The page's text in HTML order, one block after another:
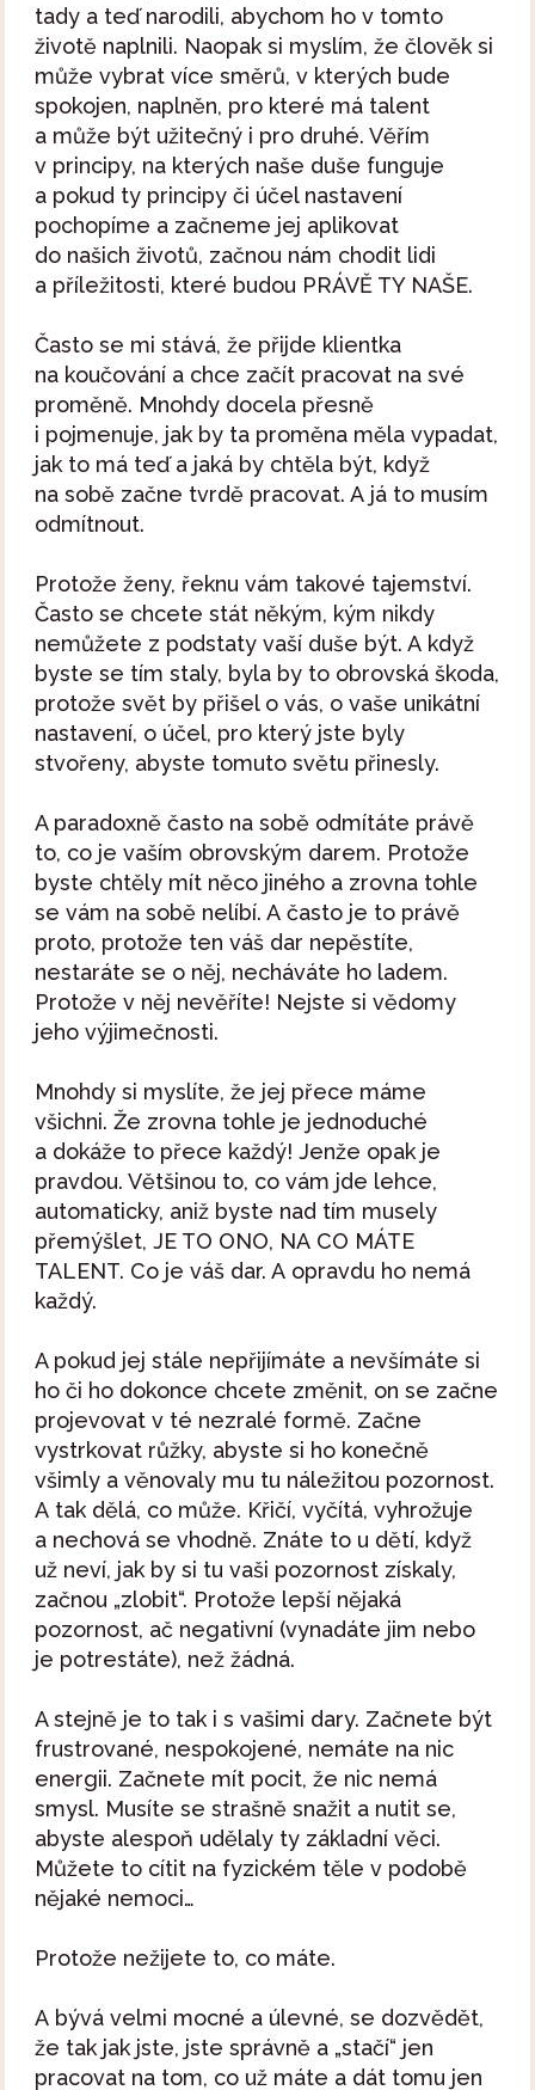
tady a teď narodili, abychom ho v tomto
životě naplnili. Naopak si myslím, že člověk si
může vybrat více směrů, v kterých bude
spokojen, naplněn, pro které má talent
a může být užitečný i pro druhé. Věřím
v principy, na kterých naše duše funguje
a pokud ty principy či účel nastavení
pochopíme a začneme jej aplikovat
do našich životů, začnou nám chodit lidi
a příležitosti, které budou PRÁVĚ TY NAŠE.
Často se mi stává, že přijde klientka
na koučování a chce začít pracovat na své
proměně. Mnohdy docela přesně
i pojmenuje, jak by ta proměna měla vypadat,
jak to má teď a jaká by chtěla být, když
na sobě začne tvrdě pracovat. A já to musím
odmítnout.
Protože ženy, řeknu vám takové tajemství.
Často se chcete stát někým, kým nikdy
nemůžete z podstaty vaší duše být. A když
byste se tím staly, byla by to obrovská škoda,
protože svět by přišel o vás, o vaše unikátní
nastavení, o účel, pro který jste byly
stvořeny, abyste tomuto světu přinesly.
A paradoxně často na sobě odmítáte právě
to, co je vaším obrovským darem. Protože
byste chtěly mít něco jiného a zrovna tohle
se vám na sobě nelíbí. A často je to právě
proto, protože ten váš dar nepěstíte,
nestaráte se o něj, necháváte ho ladem.
Protože v něj nevěříte! Nejste si vědomy
jeho výjimečnosti.
Mnohdy si myslíte, že jej přece máme
všichni. Že zrovna tohle je jednoduché
a dokáže to přece každý! Jenže opak je
pravdou. Většinou to, co vám jde lehce,
automaticky, aniž byste nad tím musely
přemýšlet, JE TO ONO, NA CO MÁTE
TALENT. Co je váš dar. A opravdu ho nemá
každý.
A pokud jej stále nepřijímáte a nevšímáte si
ho či ho dokonce chcete změnit, on se začne
projevovat v té nezralé formě. Začne
vystrkovat růžky, abyste si ho konečně
všimly a věnovaly mu tu náležitou pozornost.
A tak dělá, co může. Křičí, vyčítá, vyhrožuje
a nechová se vhodně. Znáte to u dětí, když
už neví, jak by si tu vaši pozornost získaly,
začnou „zlobit“. Protože lepší nějaká
pozornost, ač negativní (vynadáte jim nebo
je potrestáte), než žádná.
A stejně je to tak i s vašimi dary. Začnete být
frustrované, nespokojené, nemáte na nic
energii. Začnete mít pocit, že nic nemá
smysl. Musíte se strašně snažit a nutit se,
abyste alespoň udělaly ty základní věci.
Můžete to cítit na fyzickém těle v podobě
nějaké nemoci…
Protože nežijete to, co máte.
A bývá velmi mocné a úlevné, se dozvědět,
že tak jak jste, jste správně a „stačí“ jen
pracovat na tom, co už máte a dát tomu jen